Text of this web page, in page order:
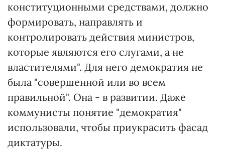
конституционными средствами, должно
формировать, направлять и
контролировать действия министров,
которые являются его слугами, а не
властителями". Для него демократия не
была "совершенной или во всем
правильной". Она - в развитии. Даже
коммунисты понятие "демократия"
использовали, чтобы приукрасить фасад
диктатуры.